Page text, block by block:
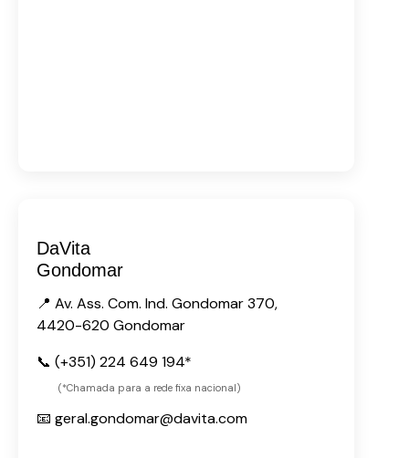
DaVita
Gondomar
📍 Av. Ass. Com. Ind. Gondomar 370,
4420-620 Gondomar
📞 (+351) 224 649 194*
(*Chamada para a rede fixa nacional)
📧 geral.gondomar@davita.com